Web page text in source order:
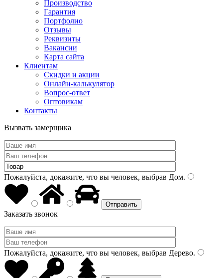
Производство
Гарантия
Портфолио
Отзывы
Реквизиты
Вакансии
Карта сайта
Клиентам
Скидки и акции
Онлайн-калькулятор
Вопрос-ответ
Оптовикам
Контакты
Вызвать замерщика
Пожалуйста, докажите, что вы человек, выбрав Дом.
Заказать звонок
Пожалуйста, докажите, что вы человек, выбрав Дерево.